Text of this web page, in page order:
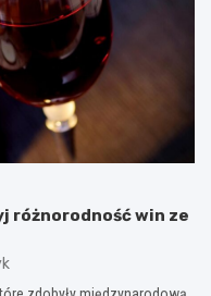
różnorodność win ze